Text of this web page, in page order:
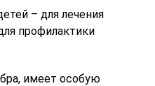
– для лечения
профилактики
имеет особую